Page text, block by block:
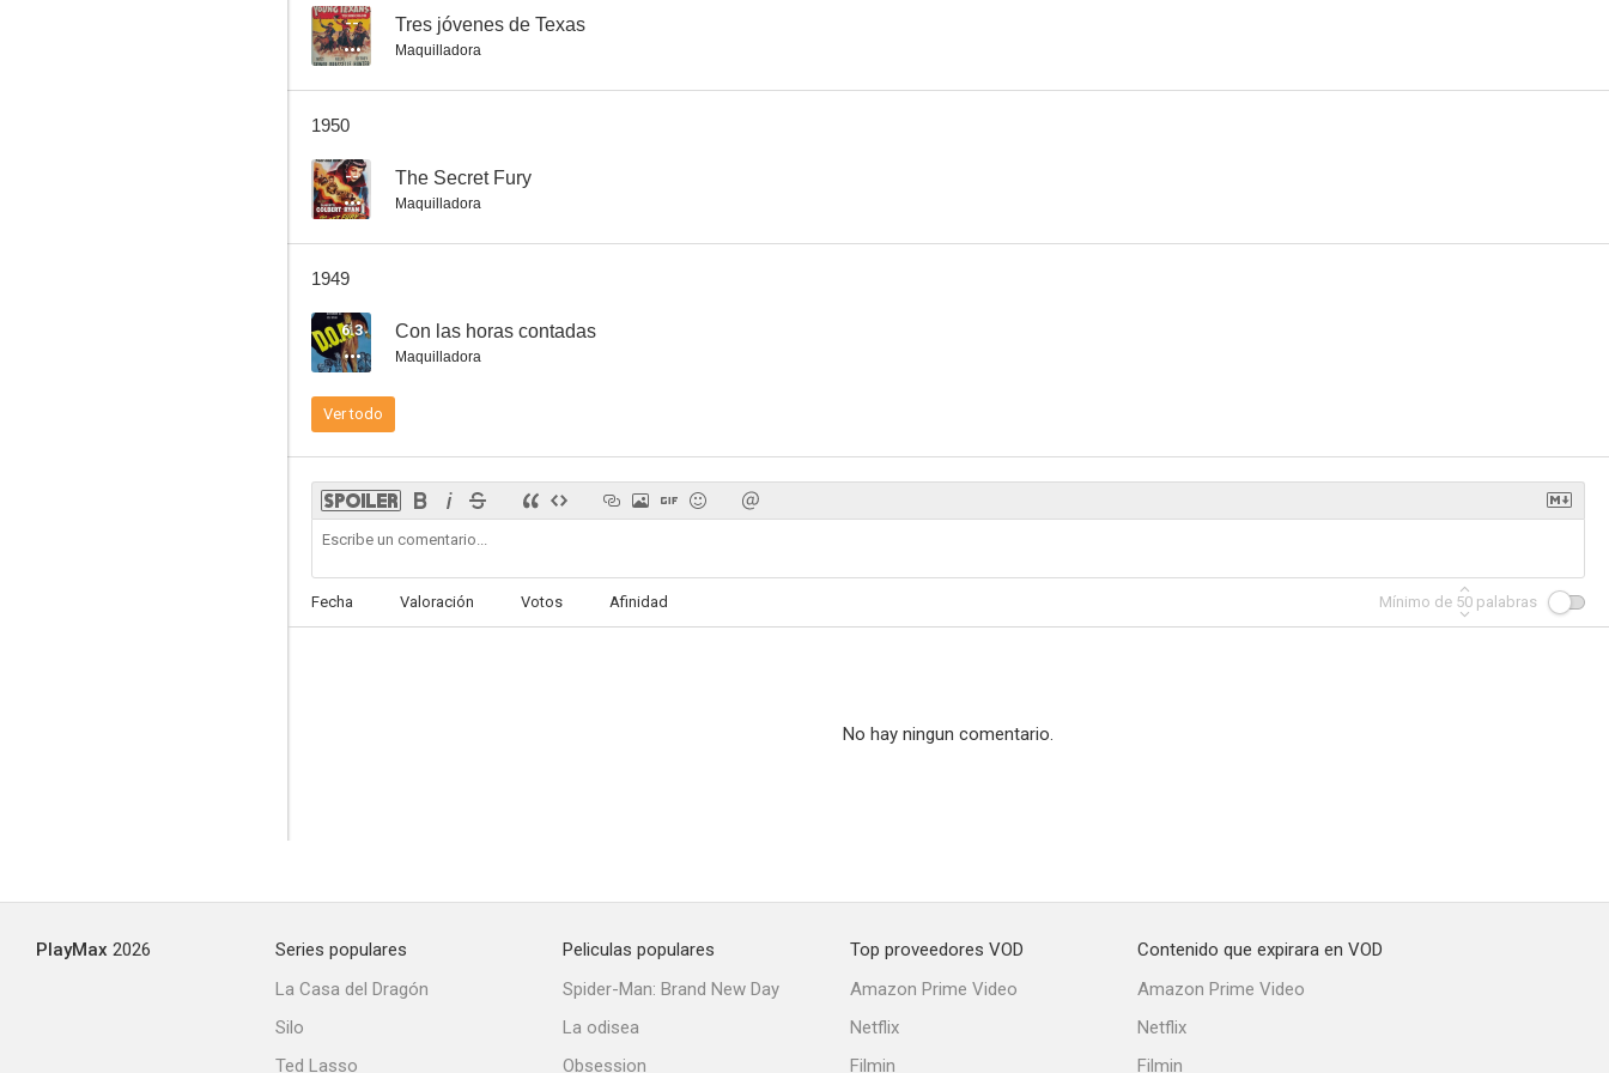
-- Tres jóvenes de Texas
Maquilladora
1950
-- The Secret Fury
Maquilladora
1949
6.3 Con las horas contadas
Maquilladora
Ver todo
Fecha Valoración Votos Afinidad Mínimo de 50 palabras
No hay ningun comentario.
PlayMax 2026
Series populares
La Casa del Dragón
Silo
Ted Lasso
Peliculas populares
Spider-Man: Brand New Day
La odisea
Obsession
Top proveedores VOD
Amazon Prime Video
Netflix
Filmin
Contenido que expirara en VOD
Amazon Prime Video
Netflix
Filmin